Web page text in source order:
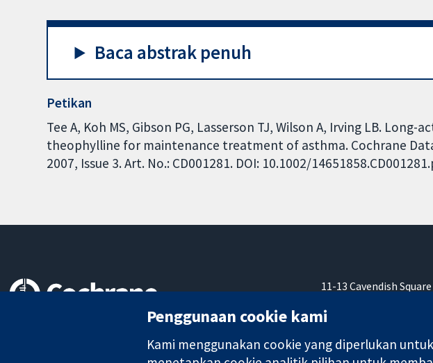
Baca abstrak penuh
Petikan
Tee A, Koh MS, Gibson PG, Lasserson TJ, Wilson A, Irving LB. Long-
theophylline for maintenance treatment of asthma. Cochrane
2007, Issue 3. Art. No.: CD001281. DOI: 10.1002/
11-13 Cavendish Square
W1G 0AN
Penggunaan cookie kami
Kami menggunakan cookie yang diperlukan